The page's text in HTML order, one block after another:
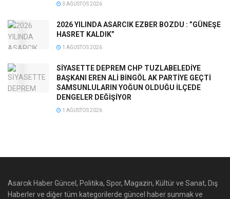
3 AĞUSTOS 2026
2026 YILINDA ASARCIK EZBER BOZDU : ”GÜNEŞE
HASRET KALDIK”
1 AĞUSTOS 2026
SİYASETTE DEPREM CHP TUZLABELEDİYE
BAŞKANI EREN ALİ BİNGÖL AK PARTİYE GEÇTİ
SAMSUNLULARIN YOĞUN OLDUĞU İLÇEDE
DENGELER DEĞİŞİYOR
1 AĞUSTOS 2026
Asarcık Haber Güncel, Politika, Spor, Magazin, Kültür ve Sanat, Dış
Haberler ve diğer tüm kategorilerde güncel haber sunmak ve